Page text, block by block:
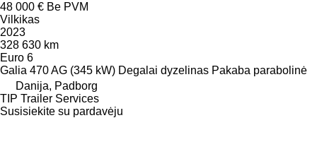
48 000 € Be PVM
Vilkikas
2023
328 630 km
Euro 6
Galia 470 AG (345 kW) Degalai dyzelinas Pakaba parabolinė
Danija, Padborg
TIP Trailer Services
Susisiekite su pardavėju